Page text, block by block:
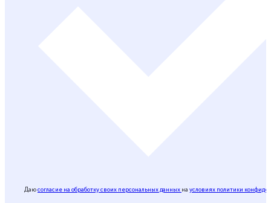
Даюсогласие на обработку своих персональных данных на условиях политики